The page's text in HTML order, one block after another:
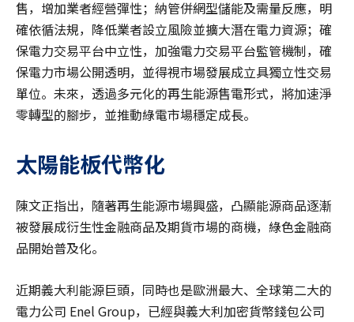
售，增加業者經營彈性；納管併網型儲能及需量反應，明
確依循法規，降低業者設立風險並擴大潛在電力資源；確
保電力交易平台中立性，加強電力交易平台監管機制，確
保電力市場公開透明，並得視市場發展成立具獨立性交易
單位。未來，透過多元化的再生能源售電形式，將加速淨
零轉型的腳步，並推動綠電市場穩定成長。
太陽能板代幣化
陳文正指出，隨著再生能源市場興盛，凸顯能源商品逐漸
被發展成衍生性金融商品及期貨市場的商機，綠色金融商
品開始普及化。
近期義大利能源巨頭，同時也是歐洲最大、全球第二大的
電力公司 Enel Group，已經與義大利加密貨幣錢包公司